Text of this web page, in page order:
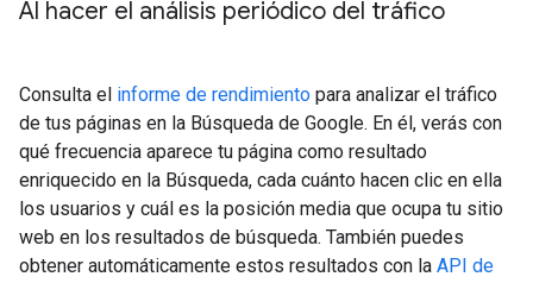
Al hacer el análisis periódico del tráfico
Consulta el informe de rendimiento para analizar el tráfico
de tus páginas en la Búsqueda de Google. En él, verás con
qué frecuencia aparece tu página como resultado
enriquecido en la Búsqueda, cada cuánto hacen clic en ella
los usuarios y cuál es la posición media que ocupa tu sitio
web en los resultados de búsqueda. También puedes
obtener automáticamente estos resultados con la API de